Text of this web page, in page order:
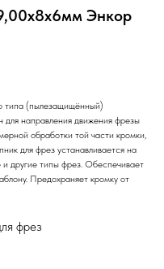
Энкор
типа (пылезащищённый)
для направления движения фрезы
обработки той части кромки,
для фрез устанавливается на
другие типы фрез. Обеспечивает
Предохраняет кромку от
фрез